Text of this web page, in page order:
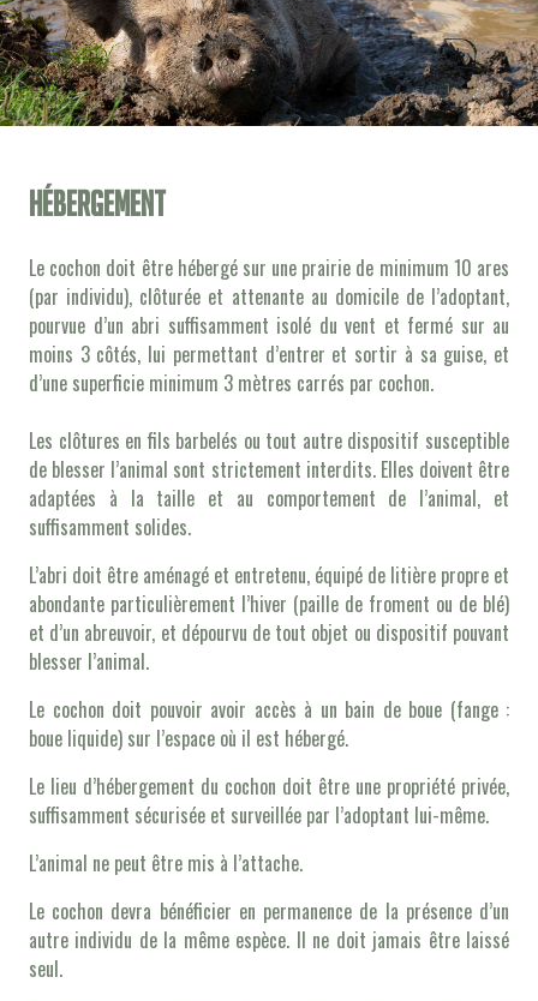
Hébergement
Le cochon doit être hébergé sur une prairie de minimum 10 ares
(par individu), clôturée et attenante au domicile de l’adoptant,
pourvue d’un abri suffisamment isolé du vent et fermé sur au
moins 3 côtés, lui permettant d’entrer et sortir à sa guise, et
d’une superficie minimum 3 mètres carrés par cochon.
Les clôtures en fils barbelés ou tout autre dispositif susceptible
de blesser l’animal sont strictement interdits. Elles doivent être
adaptées à la taille et au comportement de l’animal, et
suffisamment solides.
L’abri doit être aménagé et entretenu, équipé de litière propre et
abondante particulièrement l’hiver (paille de froment ou de blé)
et d’un abreuvoir, et dépourvu de tout objet ou dispositif pouvant
blesser l’animal.
Le cochon doit pouvoir avoir accès à un bain de boue (fange :
boue liquide) sur l’espace où il est hébergé.
Le lieu d’hébergement du cochon doit être une propriété privée,
suffisamment sécurisée et surveillée par l’adoptant lui-même.
L’animal ne peut être mis à l’attache.
Le cochon devra bénéficier en permanence de la présence d’un
autre individu de la même espèce. Il ne doit jamais être laissé
seul.